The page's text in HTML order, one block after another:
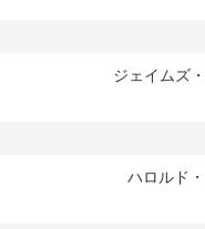
ジェイムズ
ハロルド